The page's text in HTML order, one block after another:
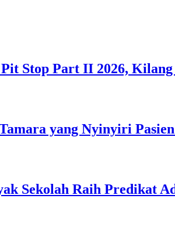
Stop Part II 2026,
yang Nyinyiri
Sekolah Raih Predikat